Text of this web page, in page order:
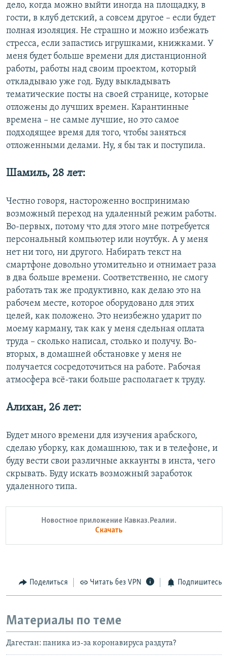
дело, когда можно выйти иногда на площадку, в
гости, в клуб детский, а совсем другое – если будет
полная изоляция. Не страшно и можно избежать
стресса, если запастись игрушками, книжками. У
меня будет больше времени для дистанционной
работы, работы над своим проектом, который
откладываю уже год. Буду выкладывать
тематические посты на своей странице, которые
отложены до лучших времен. Карантинные
времена – не самые лучшие, но это самое
подходящее время для того, чтобы заняться
отложенными делами. Ну, я бы так и поступила.
Шамиль, 28 лет:
Честно говоря, настороженно воспринимаю
возможный переход на удаленный режим работы.
Во-первых, потому что для этого мне потребуется
персональный компьютер или ноутбук. А у меня
нет ни того, ни другого. Набирать текст на
смартфоне довольно утомительно и отнимает раза
в два больше времени. Соответственно, не смогу
работать так же продуктивно, как делаю это на
рабочем месте, которое оборудовано для этих
целей, как положено. Это неизбежно ударит по
моему карману, так как у меня сдельная оплата
труда – сколько написал, столько и получу. Во-
вторых, в домашней обстановке у меня не
получается сосредоточиться на работе. Рабочая
атмосфера всё-таки больше располагает к труду.
Алихан, 26 лет:
Будет много времени для изучения арабского,
сделаю уборку, как домашнюю, так и в телефоне, и
буду вести свои различные аккаунты в инста, чего
скрывать. Буду искать возможный заработок
удаленного типа.
Новостное приложение Кавказ.Реалии.
Скачать
Поделиться Читать без VPN Подпишитесь
Материалы по теме
Дагестан: паника из-за коронавируса раздута?